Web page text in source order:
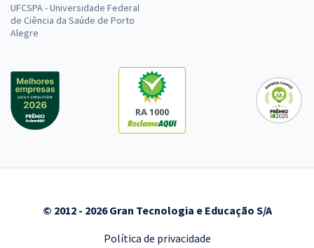
UFCSPA - Universidade Federal
de Ciência da Saúde de Porto
Alegre
RA 1000
© 2012 - 2026 Gran Tecnologia e Educação S/A
Política de privacidade